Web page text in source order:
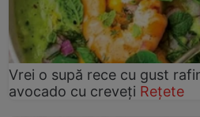
Vrei o supă rece cu gust
avocado cu creveți Rețete